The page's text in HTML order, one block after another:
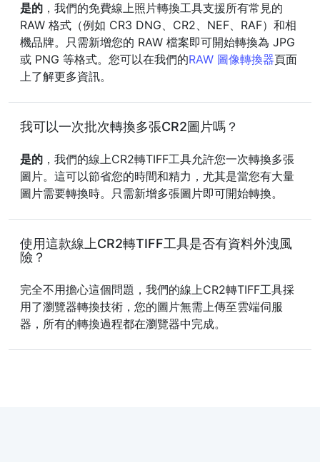
是的 ，我們的免費線上照片轉換工具支援所有常見的
RAW 格式（例如 CR3 DNG、CR2、NEF、RAF）和相
機品牌。只需新增您的 RAW 檔案即可開始轉換為 JPG
或 PNG 等格式。您可以在我們的RAW 圖像轉換器頁面
上了解更多資訊。
我可以一次批次轉換多張CR2圖片嗎？
是的 ，我們的線上CR2轉TIFF工具允許您一次轉換多張
圖片。這可以節省您的時間和精力，尤其是當您有大量
圖片需要轉換時。只需新增多張圖片即可開始轉換。
使用這款線上CR2轉TIFF工具是否有資料外洩風
險？
完全不用擔心這個問題，我們的線上CR2轉TIFF工具採
用了瀏覽器轉換技術，您的圖片無需上傳至雲端伺服
器，所有的轉換過程都在瀏覽器中完成。